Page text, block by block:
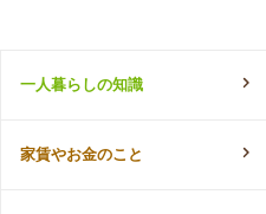
一人暮らしの知識
家賃やお金のこと